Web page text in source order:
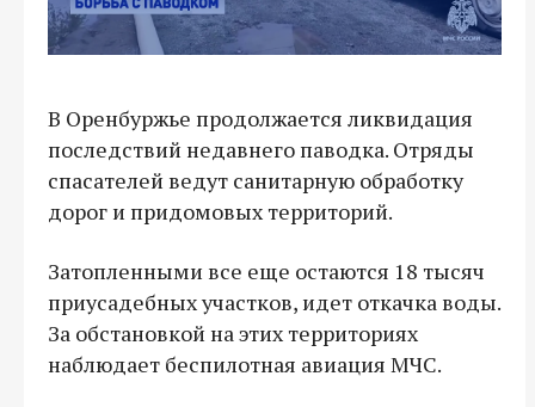
В Оренбуржье продолжается ликвидация
последствий недавнего паводка. Отряды
спасателей ведут санитарную обработку
дорог и придомовых территорий.
Затопленными все еще остаются 18 тысяч
приусадебных участков, идет откачка воды.
За обстановкой на этих территориях
наблюдает беспилотная авиация МЧС.